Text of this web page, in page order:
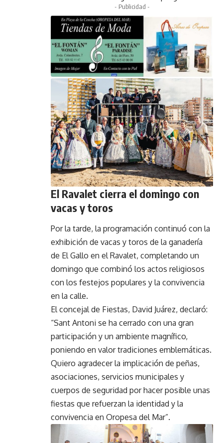
- Publicidad -
El Ravalet cierra el domingo con
vacas y toros
Por la tarde, la programación continuó con la
exhibición de vacas y toros de la ganadería
de El Gallo en el Ravalet, completando un
domingo que combinó los actos religiosos
con los festejos populares y la convivencia
en la calle.
El concejal de Fiestas, David Juárez, declaró:
“Sant Antoni se ha cerrado con una gran
participación y un ambiente magnífico,
poniendo en valor tradiciones emblemáticas.
Quiero agradecer la implicación de peñas,
asociaciones, servicios municipales y
cuerpos de seguridad por hacer posible unas
fiestas que refuerzan la identidad y la
convivencia en Oropesa del Mar”.